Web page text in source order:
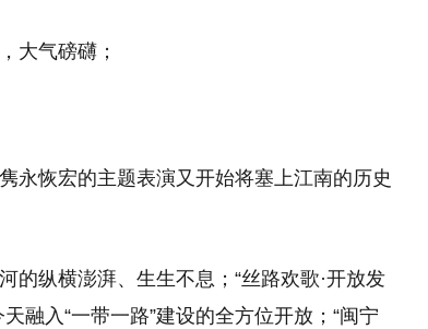
大气磅礴；
永恢宏的主题表演又开始将塞上江南的历史
的纵横澎湃、生生不息；“丝路欢歌·开放发
融入“一带一路”建设的全方位开放；“闽宁